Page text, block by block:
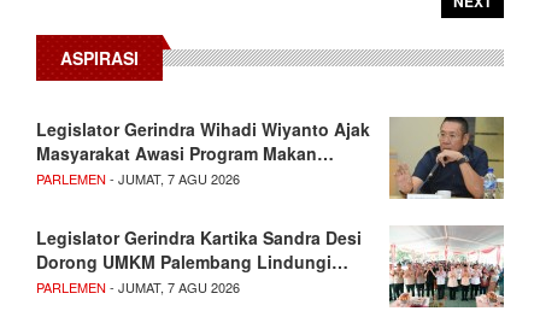
ASPIRASI
Legislator Gerindra Wihadi Wiyanto Ajak
Masyarakat Awasi Program Makan…
PARLEMEN - JUMAT, 7 AGU 2026
Legislator Gerindra Kartika Sandra Desi
Dorong UMKM Palembang Lindungi…
PARLEMEN - JUMAT, 7 AGU 2026